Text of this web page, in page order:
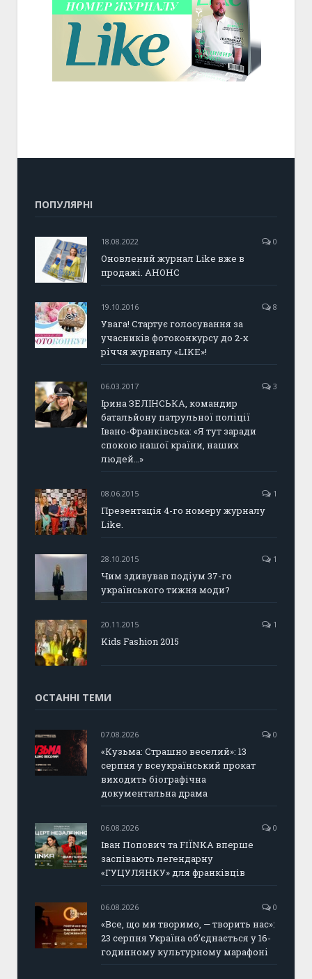
ПОПУЛЯРНІ
18.08.2022 0
Оновлений журнал Like вже в
продажі. АНОНС
19.10.2016 8
Увага! Стартує голосування за
учасників фотоконкурсу до 2-х
річчя журналу «LIKE»!
06.03.2017 3
Ірина ЗЕЛІНСЬКА, командир
батальйону патрульної поліції
Івано-Франківська: «Я тут заради
спокою нашої країни, наших
людей…»
08.06.2015 1
Презентація 4-го номеру журналу
Like.
28.10.2015 1
Чим здивував подіум 37-го
українського тижня моди?
20.11.2015 1
Kids Fashion 2015
ОСТАННІ ТЕМИ
07.08.2026 0
«Кузьма: Страшно веселий»: 13
серпня у всеукраїнський прокат
виходить біографічна
документальна драма
06.08.2026 0
Іван Попович та FIÏNKA вперше
заспівають легендарну
«ГУЦУЛЯНКУ» для франківців
06.08.2026 0
«Все, що ми творимо, — творить нас»:
23 серпня Україна об’єднається у 16-
годинному культурному марафоні